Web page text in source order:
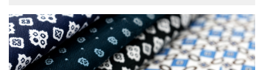
เส้นด้ายฝ้ายของเราเนื้อนุ่ม ระบายอากาศได้ดี และสวมใส่
สบาย ...